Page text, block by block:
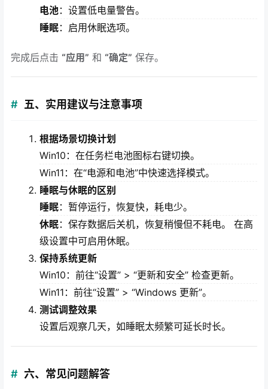
电池：设置低电量警告。
睡眠：启用休眠选项。
完成后点击 “应用” 和 “确定” 保存。
五、实用建议与注意事项
根据场景切换计划
Win10：在任务栏电池图标右键切换。
Win11：在“电源和电池”中快速选择模式。
睡眠与休眠的区别
睡眠：暂停运行，恢复快，耗电少。
休眠：保存数据后关机，恢复稍慢但不耗电。 在高
级设置中可启用休眠。
保持系统更新
Win10：前往“设置” > “更新和安全” 检查更新。
Win11：前往“设置” > “Windows 更新”。
测试调整效果
设置后观察几天，如睡眠太频繁可延长时长。
六、常见问题解答